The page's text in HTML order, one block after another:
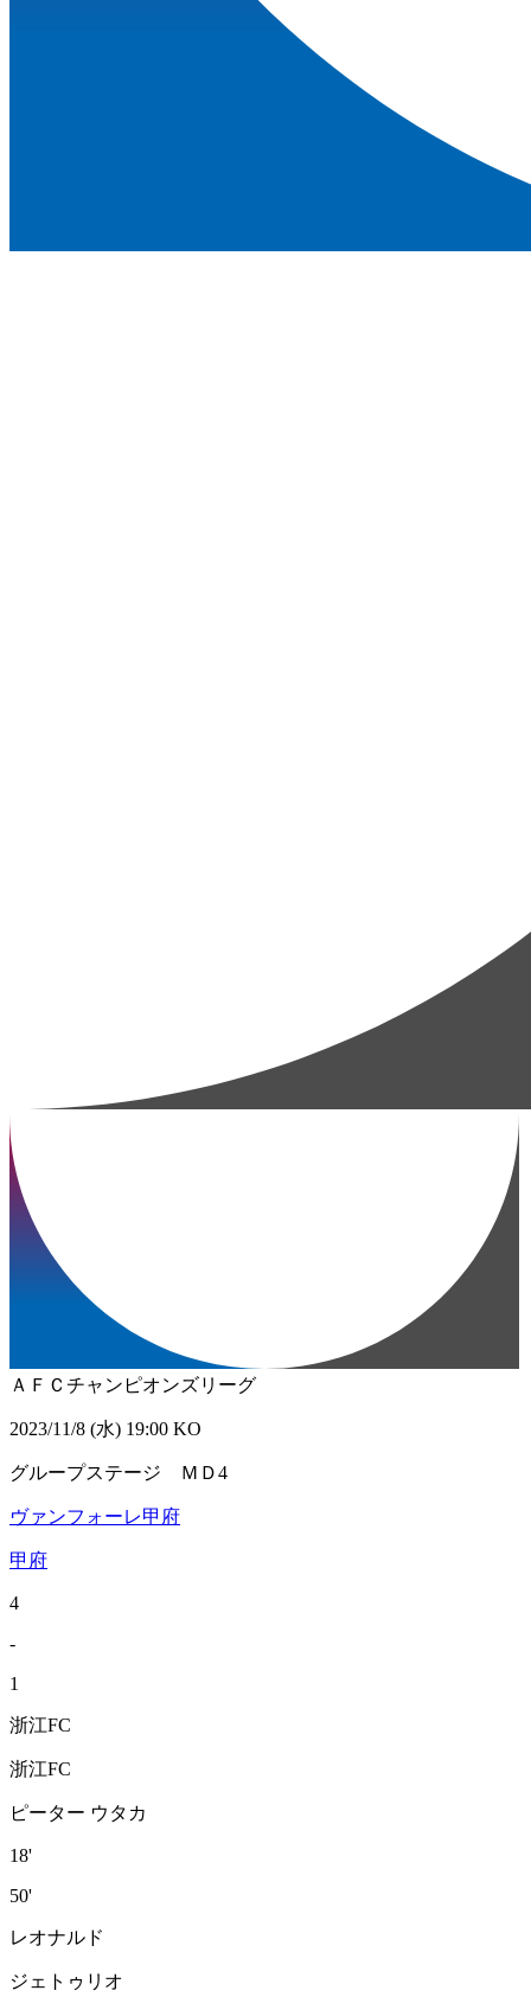
ＡＦＣチャンピオンズリーグ
2023/11/8 (水) 19:00 KO
グループステージ ＭＤ4
ヴァンフォーレ甲府
甲府
4
-
1
浙江FC
浙江FC
ピーター ウタカ
18'
50'
レオナルド
ジェトゥリオ